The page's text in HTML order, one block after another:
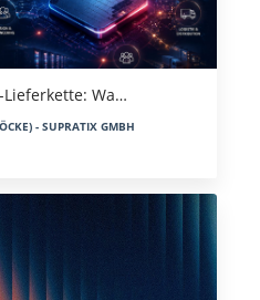
Wa…
- SUPRATIX GMBH